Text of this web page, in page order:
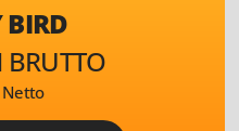
BIRD
Netto